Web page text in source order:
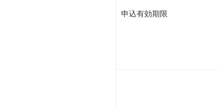
申込有効期限